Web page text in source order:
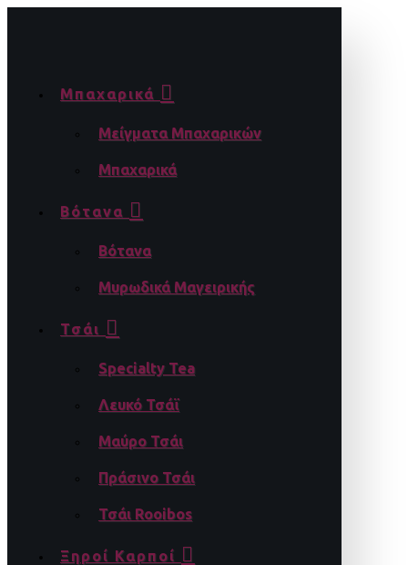
Μπαχαρικά
Μείγματα Μπαχαρικών
Μπαχαρικά
Βότανα
Βότανα
Μυρωδικά Μαγειρικής
Τσάι
Specialty Tea
Λευκό Τσάϊ
Μαύρο Τσάι
Πράσινο Τσάι
Τσάι Rooibos
Ξηροί Καρποί